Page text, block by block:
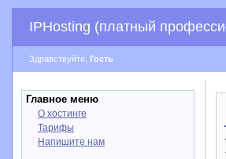
IPHosting (платный
Здравствуйте, Гость
Главное меню
О хостинге
Тарифы
Напишите нам